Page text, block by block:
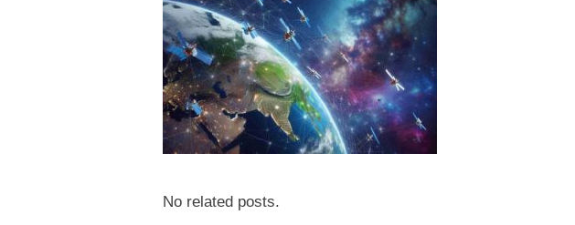
No related posts.